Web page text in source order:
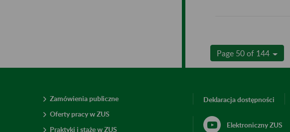
Page 50 of 144
Zamówienia publiczne
Oferty pracy w ZUS
Praktyki i staże w ZUS
Deklaracja dostępności
Elektroniczny ZUS